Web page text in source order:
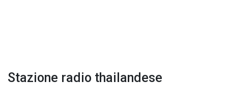
Stazione radio thailandese